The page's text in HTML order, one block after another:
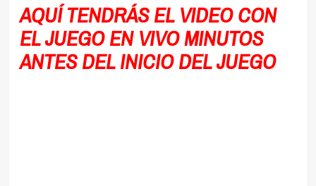
AQUÍ TENDRÁS EL VIDEO CON
EL JUEGO EN VIVO MINUTOS
ANTES DEL INICIO DEL JUEGO